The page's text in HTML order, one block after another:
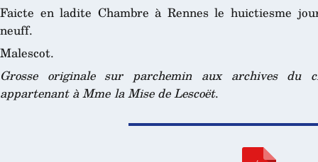
Faicte en ladite Chambre à Rennes le huictiesme
neuff.
Malescot.
Grosse originale sur parchemin aux archives du
appartenant à Mme la Mise de Lescoët.